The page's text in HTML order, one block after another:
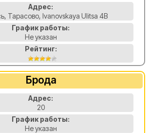
Адрес:
Тарасово, Ivanovskaya Ulitsa 4B
График работы:
Не указан
Рейтинг:
Брода
Адрес:
20
График работы:
Не указан